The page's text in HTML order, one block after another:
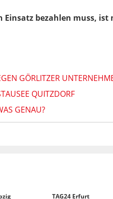
Einsatz bezahlen muss,
GÖRLITZER
QUITZDORF
GENAU?
TAG24 Erfurt